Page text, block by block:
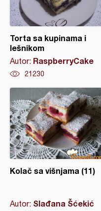
Torta sa kupinama i
lešnikom
Autor: RaspberryCake
21230
Kolač sa višnjama (11)
Autor: Slađana Šćekić